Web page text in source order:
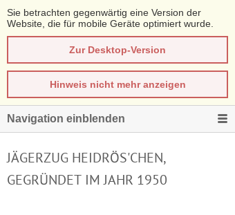
Sie betrachten gegenwärtig eine Version der
Website, die für mobile Geräte optimiert wurde.
Zur Desktop-Version
Hinweis nicht mehr anzeigen
Navigation einblenden
JÄGERZUG HEIDRÖS'CHEN,
GEGRÜNDET IM JAHR 1950